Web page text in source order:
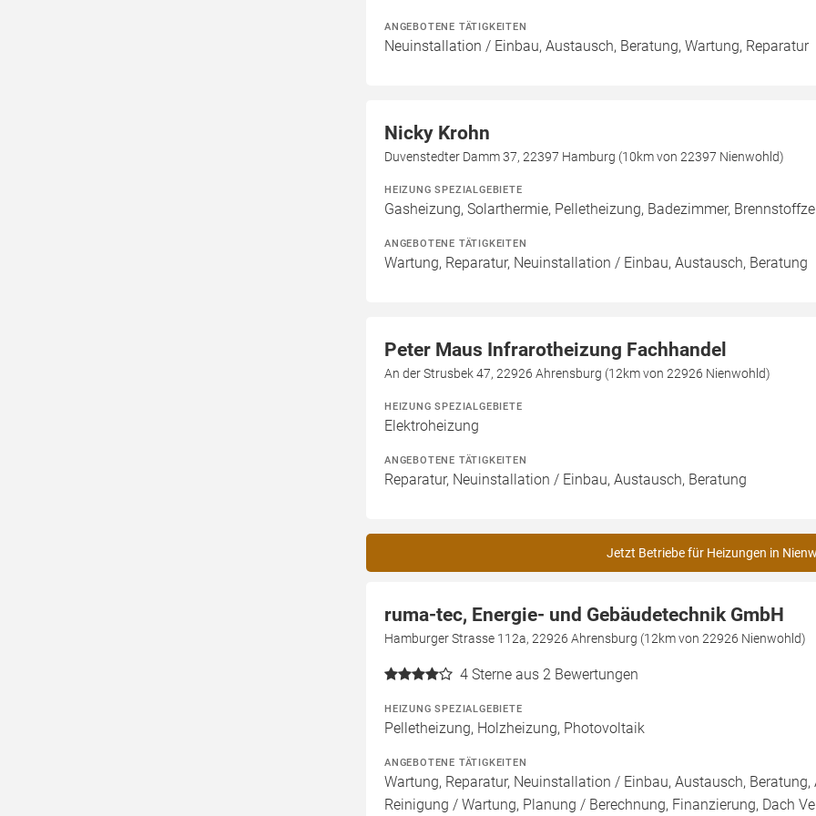
ANGEBOTENE TÄTIGKEITEN
Neuinstallation / Einbau, Austausch, Beratung, Wartung, Reparatur
Nicky Krohn
Duvenstedter Damm 37, 22397 Hamburg (10km von 22397 Nienwohld)
HEIZUNG SPEZIALGEBIETE
Gasheizung, Solarthermie, Pelletheizung, Badezimmer,
ANGEBOTENE TÄTIGKEITEN
Wartung, Reparatur, Neuinstallation / Einbau, Austausch, Beratung
Peter Maus Infrarotheizung Fachhandel
An der Strusbek 47, 22926 Ahrensburg (12km von 22926 Nienwohld)
HEIZUNG SPEZIALGEBIETE
Elektroheizung
ANGEBOTENE TÄTIGKEITEN
Reparatur, Neuinstallation / Einbau, Austausch, Beratung
Jetzt Betriebe für Heizungen in
ruma-tec, Energie- und Gebäudetechnik GmbH
Hamburger Strasse 112a, 22926 Ahrensburg (12km von 22926 Nienwohld)
4 Sterne aus 2 Bewertungen
HEIZUNG SPEZIALGEBIETE
Pelletheizung, Holzheizung, Photovoltaik
ANGEBOTENE TÄTIGKEITEN
Wartung, Reparatur, Neuinstallation / Einbau, Austausch,
Reinigung / Wartung, Planung / Berechnung, Finanzierung, Dach